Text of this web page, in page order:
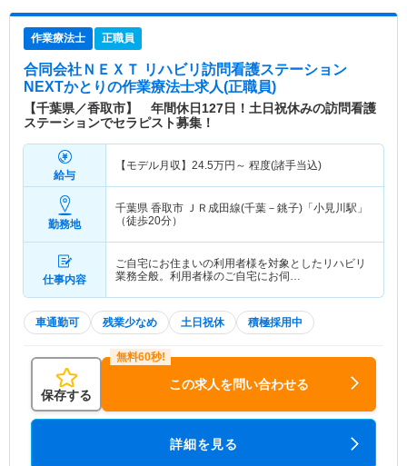
作業療法士 正職員
合同会社ＮＥＸＴ リハビリ訪問看護ステーション
NEXTかとりの作業療法士求人(正職員)
【千葉県／香取市】 年間休日127日！土日祝休みの訪問看護
ステーションでセラピスト募集！
給与
【モデル月収】 24.5万円～ 程度(諸手当込)
勤務地
千葉県 香取市 ＪＲ成田線(千葉－銚子)「小見川駅」
（徒歩20分）
仕事内容
ご自宅にお住まいの利用者様を対象としたリハビリ
業務全般。利用者様のご自宅にお伺…
車通勤可 残業少なめ 土日祝休 積極採用中
保存する
この求人を問い合わせる
詳細を見る